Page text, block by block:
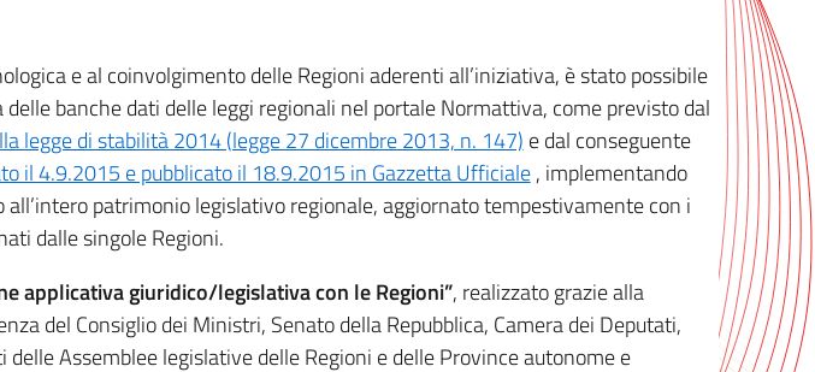
e al coinvolgimento delle Regioni aderenti all’iniziativa, è stato possibile
banche dati delle leggi regionali nel portale Normattiva, come previsto dal
legge di stabilità 2014 (legge 27 dicembre 2013, n. 147) e dal conseguente
il 4.9.2015 e pubblicato il 18.9.2015 in Gazzetta Ufficiale, implementando
all’intero patrimonio legislativo regionale, aggiornato tempestivamente con i
dalle singole Regioni.
applicativa giuridico/legislativa con le Regioni”, realizzato grazie alla
del Consiglio dei Ministri, Senato della Repubblica, Camera dei Deputati,
delle Assemblee legislative delle Regioni e delle Province autonome e